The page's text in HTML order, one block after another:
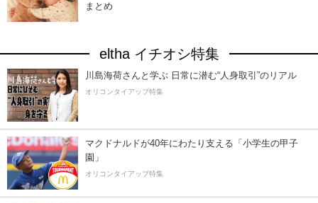
まとめ
eltha イチオシ特集
川島海荷さんと学ぶ 日常に潜む“人身取引”のリアル
オリコンタイアップ特集
マクドナルドが40年にわたり支える「小学生の甲子
園」
オリコンタイアップ特集